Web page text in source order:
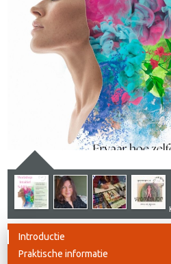
Introductie
Praktische informatie